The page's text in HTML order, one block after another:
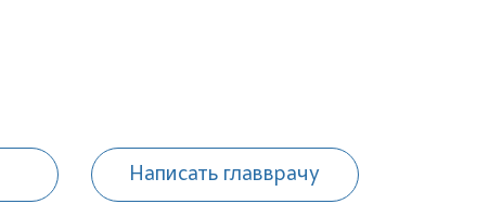
Написать главврачу